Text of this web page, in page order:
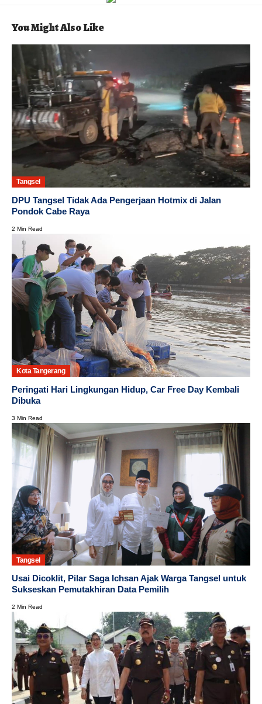
You Might Also Like
Tangsel
DPU Tangsel Tidak Ada Pengerjaan Hotmix di Jalan
Pondok Cabe Raya
2 Min Read
Kota Tangerang
Peringati Hari Lingkungan Hidup, Car Free Day Kembali
Dibuka
3 Min Read
Tangsel
Usai Dicoklit, Pilar Saga Ichsan Ajak Warga Tangsel untuk
Sukseskan Pemutakhiran Data Pemilih
2 Min Read